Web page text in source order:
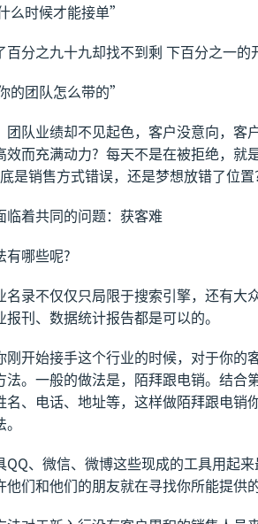
么时候才能接单”
百分之九十九却找不到剩 下百分之一的
的团队怎么带的”
团队业绩却不见起色，客户没意向，客
效而充满动力? 每天不是在被拒绝，就
是销售方式错误，还是梦想放错了位置
临着共同的问题：获客难
有哪些呢?
名录不仅仅只局限于搜索引擎，还有大
刊、数据统计报告都是可以的。
刚开始接手这个行业的时候，对于你的
法。一般的做法是，陌拜跟电销。结合
名、电话、地址等，这样做陌拜跟电销
QQ、微信、微博这些现成的工具用起
们和他们的朋友就在寻找你所能提供